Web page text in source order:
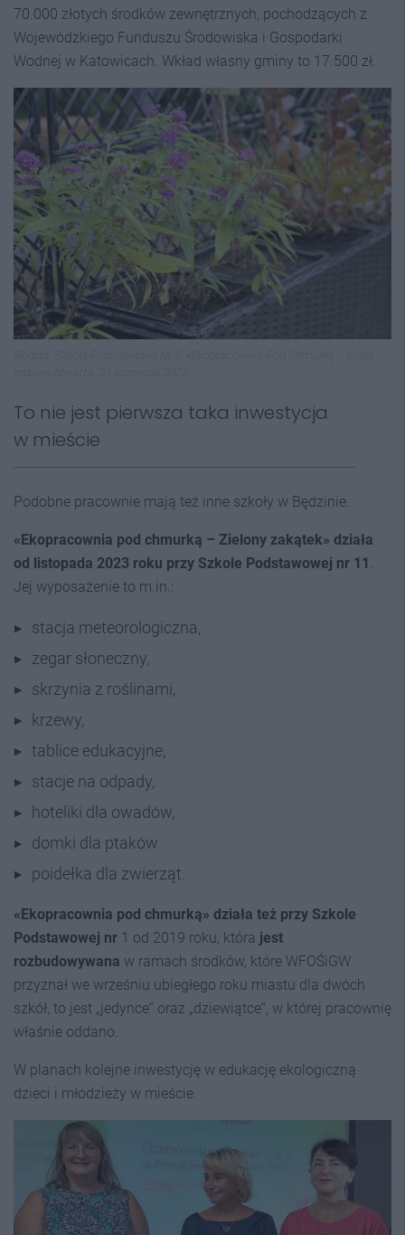
70.000 złotych środków zewnętrznych, pochodzących z
Wojewódzkiego Funduszu Środowiska i Gospodarki
Wodnej w Katowicach. Wkład własny gminy to 17.500 zł.
To nie jest pierwsza taka inwestycja
w mieście
Podobne pracownie mają też inne szkoły w Będzinie.
«Ekopracownia pod chmurką – Zielony zakątek» działa
od listopada 2023 roku przy Szkole Podstawowej nr 11 .
Jej wyposażenie to m.in.:
stacja meteorologiczna,
zegar słoneczny,
skrzynia z roślinami,
krzewy,
tablice edukacyjne,
stacje na odpady,
hoteliki dla owadów,
domki dla ptaków
poidełka dla zwierząt.
«Ekopracownia pod chmurką» działa też przy Szkole
Podstawowej nr 1 od 2019 roku, która jest
rozbudowywana w ramach środków, które WFOŚiGW
przyznał we wrześniu ubiegłego roku miastu dla dwóch
szkół, to jest „jedynce” oraz „dziewiątce”, w której pracownię
właśnie oddano.
W planach kolejne inwestycję w edukację ekologiczną
dzieci i młodzieży w mieście.